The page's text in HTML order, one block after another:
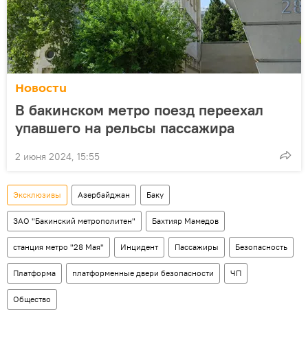
Новости
В бакинском метро поезд переехал
упавшего на рельсы пассажира
2 июня 2024, 15:55
Эксклюзивы Азербайджан Баку
ЗАО "Бакинский метрополитен" Бахтияр Мамедов
станция метро "28 Мая" Инцидент Пассажиры Безопасность
Платформа платформенные двери безопасности ЧП
Общество